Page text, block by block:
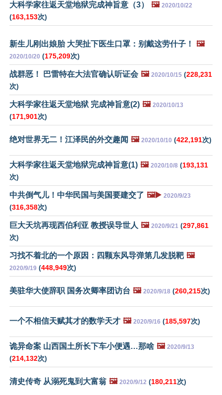
大科学家往返天堂地狱完成神旨意（3） 🖼️ 2020/10/22
(163,153次)
新生儿刚出娘胎 大哭扯下医生口罩：别戴这劳什子！ 🖼️
2020/10/20 (175,209次)
战群恶！ 巴雷特在大法官确认听证会 🖼️ 2020/10/15 (228,231
次)
大科学家往返天堂地狱 完成神旨意(2) 🖼️ 2020/10/13
(171,901次)
绝对世界无二！江泽民的外交趣闻 🖼️ 2020/10/10 (422,191次)
大科学家往返天堂地狱完成神旨意(1) 🖼️ 2020/10/8 (193,131
次)
中共倒气儿！中华民国与美国要建交了 🖼️▶️ 2020/9/23
(316,358次)
巨大天坑再现西伯利亚 教授误导世人 🖼️ 2020/9/21 (297,861
次)
习找不着北的一个原因：四颗东风导弹第几发脱靶 🖼️
2020/9/19 (448,949次)
美驻华大使辞职 国务次卿率团访台 🖼️ 2020/9/18 (260,215次)
一个不相信天赋其才的数学天才 🖼️ 2020/9/16 (185,597次)
诡异命案 山西国土所长下车小便遇…那啥 🖼️ 2020/9/13
(214,132次)
清史传奇 从溺死鬼到大富翁 🖼️ 2020/9/12 (180,211次)